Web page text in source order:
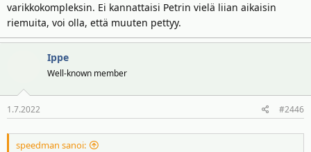
varikkokompleksin. Ei kannattaisi Petrin vielä liian aikaisin
riemuita, voi olla, että muuten pettyy.
Ippe
Well-known member
1.7.2022 #2446
speedman sanoi: